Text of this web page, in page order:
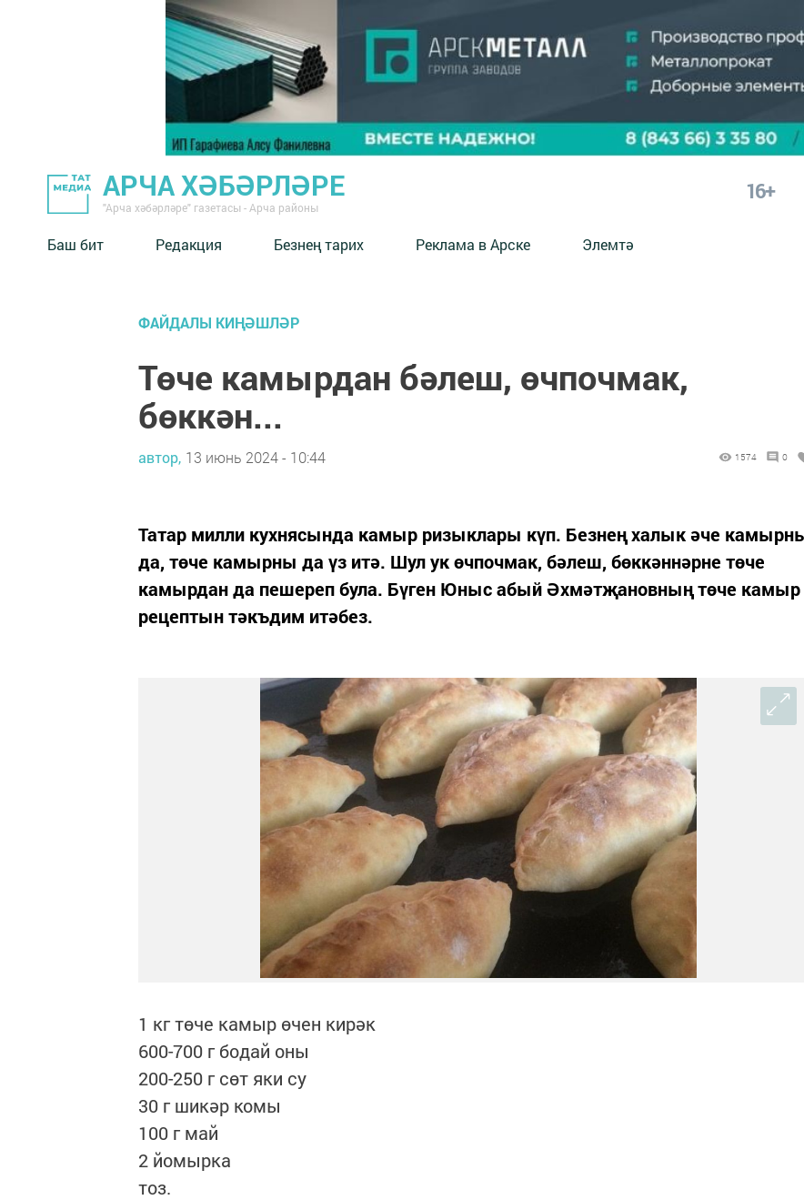
АРЧА ХӘБӘРЛӘРЕ
"Арча хәбәрләре" газетасы - Арча районы
16+
Баш бит Редакция Безнең тарих Реклама в Арске Элемтә
ФАЙДАЛЫ КИҢӘШЛӘР
Төче камырдан бәлеш, өчпочмак,
бөккән...
автор, 13 июнь 2024 - 10:44 1574 0
Татар милли кухнясында камыр ризыклары күп. Безнең халык әче
да, төче камырны да үз итә. Шул ук өчпочмак, бәлеш, бөккәннәрне төче
камырдан да пешереп була. Бүген Юныс абый Әхмәтҗановның төче камыр
рецептын тәкъдим итәбез.
1 кг төче камыр өчен кирәк
600-700 г бодай оны
200-250 г сөт яки су
30 г шикәр комы
100 г май
2 йомырка
тоз.